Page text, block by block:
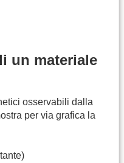
un materiale
osservabili dalla
per via grafica la